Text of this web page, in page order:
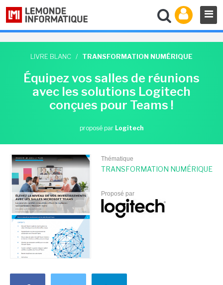
LIVRE BLANC / TRANSFORMATION NUMÉRIQUE
Équipez vos salles de réunions
avec les solutions Logitech
conçues pour Teams !
proposé par Logitech
Thématique
TRANSFORMATION NUMÉRIQUE
Proposé par